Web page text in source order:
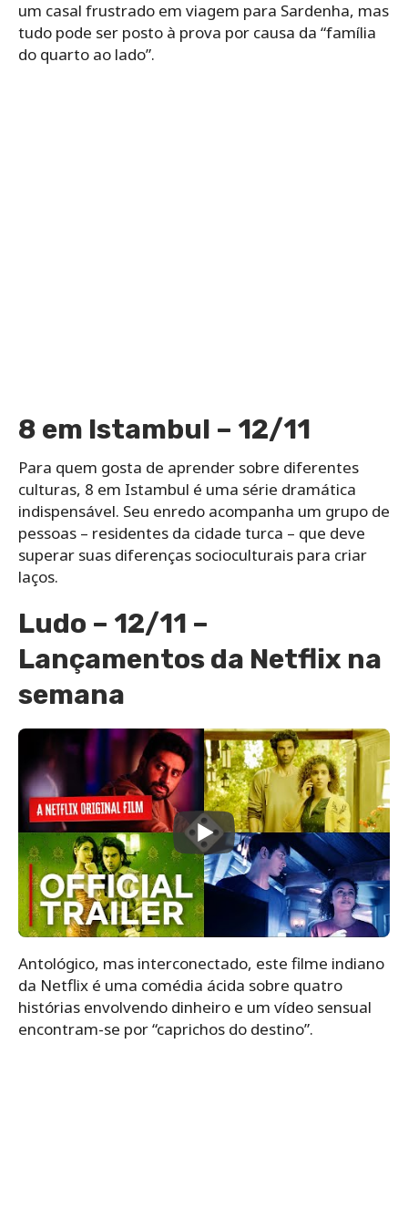
um casal frustrado em viagem para Sardenha, mas
tudo pode ser posto à prova por causa da “família
do quarto ao lado”.
8 em Istambul – 12/11
Para quem gosta de aprender sobre diferentes
culturas, 8 em Istambul é uma série dramática
indispensável. Seu enredo acompanha um grupo de
pessoas – residentes da cidade turca – que deve
superar suas diferenças socioculturais para criar
laços.
Ludo – 12/11 –
Lançamentos da Netflix na
semana
Antológico, mas interconectado, este filme indiano
da Netflix é uma comédia ácida sobre quatro
histórias envolvendo dinheiro e um vídeo sensual
encontram-se por “caprichos do destino”.